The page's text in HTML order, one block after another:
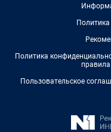
Политика
Пользовательское